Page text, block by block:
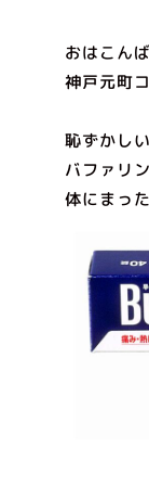
おはこん
神戸元町
恥ずかし
バファリ
体にまっ